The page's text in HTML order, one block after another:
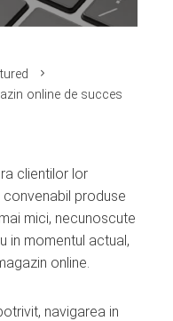
online de succes
clientilor lor
produse
mici, necunoscute
in momentul actual,
online.
navigarea in